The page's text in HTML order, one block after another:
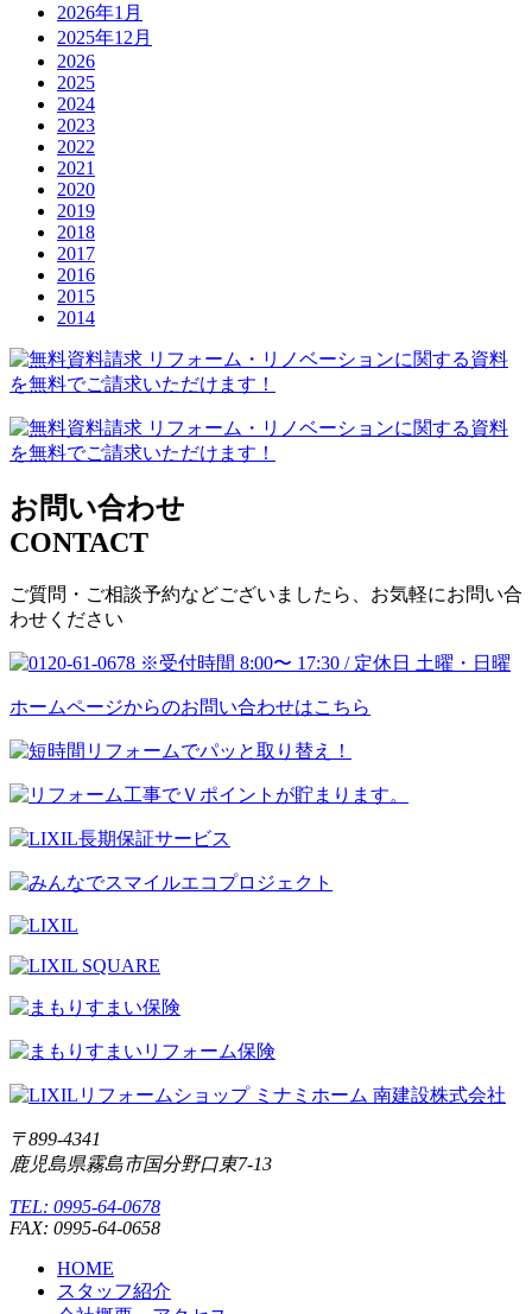
2026年1月
2025年12月
2026
2025
2024
2023
2022
2021
2020
2019
2018
2017
2016
2015
2014
お問い合わせ
CONTACT
ご質問・ご相談予約などございましたら、お気軽にお問い合
わせください
ホームページからのお問い合わせはこちら
〒899-4341
鹿児島県霧島市国分野口東7-13
TEL: 0995-64-0678
FAX: 0995-64-0658
HOME
スタッフ紹介